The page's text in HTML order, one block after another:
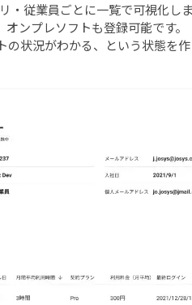
・従業員ごとに一覧で可視化しま
ンプレソフトも登録可能です。
状況がわかる、という状態を作